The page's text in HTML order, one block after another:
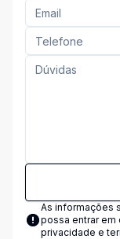
As informações
possa entrar em
privacidade e